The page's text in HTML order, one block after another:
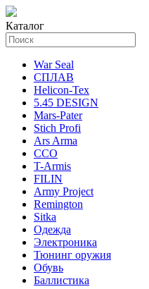
Каталог
War Seal
СПЛАВ
Helicon-Tex
5.45 DESIGN
Mars-Pater
Stich Profi
Ars Arma
ССО
T-Armis
FILIN
Army Project
Remington
Sitka
Одежда
Электроника
Тюнинг оружия
Обувь
Баллистика